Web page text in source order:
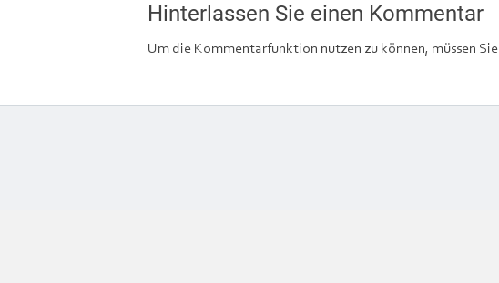
Hinterlassen Sie einen Kommentar
Um die Kommentarfunktion nutzen zu können, müssen Sie